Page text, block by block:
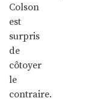
Colson
est
surpris
de
côtoyer
le
contraire.